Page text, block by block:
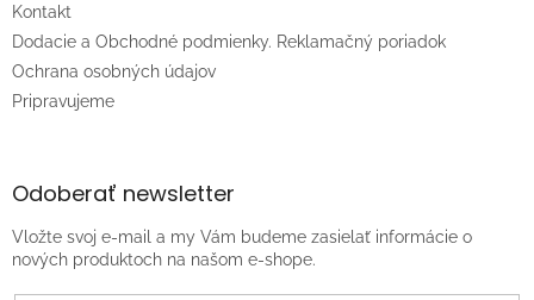
Kontakt
Dodacie a Obchodné podmienky. Reklamačný poriadok
Ochrana osobných údajov
Pripravujeme
Odoberať newsletter
Vložte svoj e-mail a my Vám budeme zasielať informácie o
nových produktoch na našom e-shope.